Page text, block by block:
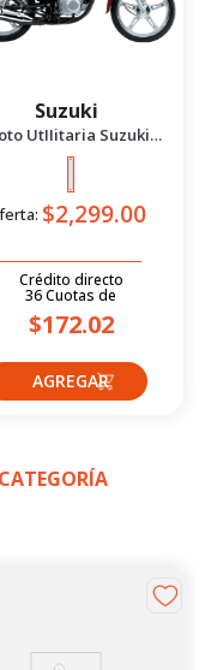
Suzuki
UtIIitaria Suzuki
Evolution Rojo 2026
$2,299.00
Crédito directo
36Cuotas de
$172.02